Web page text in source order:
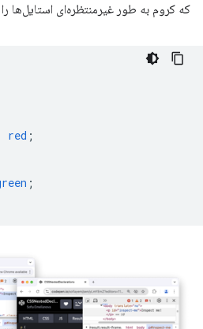
که کروم به طور غیرمنتظره‌ای استایل‌ها
red ;
;